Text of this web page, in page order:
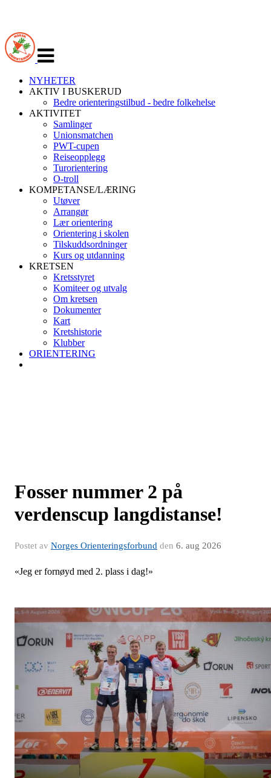
navigasjon
NYHETER
AKTIV I BUSKERUD
Bedre orienteringstilbud - bedre folkehelse
AKTIVITET
Samlinger
Unionsmatchen
PWT-cupen
Reiseopplegg
Turorientering
O-troll
KOMPETANSE/LÆRING
Utøver
Arrangør
Lær orientering
Orientering i skolen
Tilskuddsordninger
Kurs og utdanning
KRETSEN
Kretsstyret
Komiteer og utvalg
Om kretsen
Dokumenter
Kart
Kretshistorie
Klubber
ORIENTERING
Fosser nummer 2 på
verdenscup langdistanse!
Postet av Norges Orienteringsforbund den 6. aug 2026
«Jeg er fornøyd med 2. plass i dag!»